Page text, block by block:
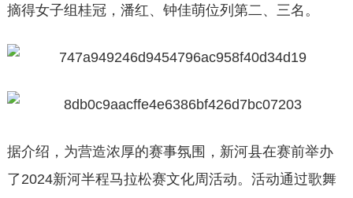
摘得女子组桂冠，潘红、钟佳萌位列第二、三名。
据介绍，为营造浓厚的赛事氛围，新河县在赛前举办
了2024新河半程马拉松赛文化周活动。活动通过歌舞